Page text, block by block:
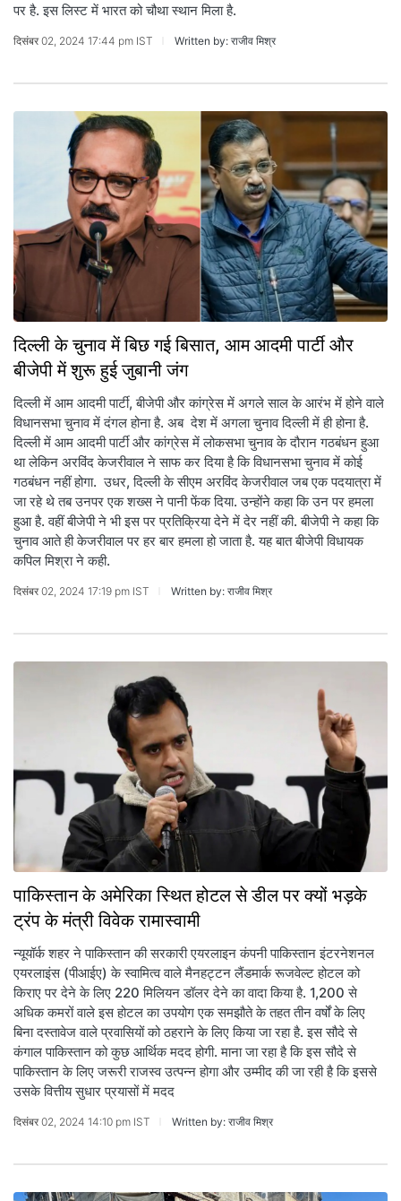
पर है. इस लिस्ट में भारत को चौथा स्थान मिला है.
दिसंबर 02, 2024 17:44 pm IST Written by: राजीव मिश्र
दिल्ली के चुनाव में बिछ गई बिसात, आम आदमी पार्टी और
बीजेपी में शुरू हुई जुबानी जंग
दिल्ली में आम आदमी पार्टी, बीजेपी और कांग्रेस में अगले साल के आरंभ में होने वाले
विधानसभा चुनाव में दंगल होना है. अब देश में अगला चुनाव दिल्ली में ही होना है.
दिल्ली में आम आदमी पार्टी और कांग्रेस में लोकसभा चुनाव के दौरान गठबंधन हुआ
था लेकिन अरविंद केजरीवाल ने साफ कर दिया है कि विधानसभा चुनाव में कोई
गठबंधन नहीं होगा. उधर, दिल्ली के सीएम अरविंद केजरीवाल जब एक पदयात्रा में
जा रहे थे तब उनपर एक शख्स ने पानी फेंक दिया. उन्होंने कहा कि उन पर हमला
हुआ है. वहीं बीजेपी ने भी इस पर प्रतिक्रिया देने में देर नहीं की. बीजेपी ने कहा कि
चुनाव आते ही केजरीवाल पर हर बार हमला हो जाता है. यह बात बीजेपी विधायक
कपिल मिश्रा ने कही.
दिसंबर 02, 2024 17:19 pm IST Written by: राजीव मिश्र
पाकिस्तान के अमेरिका स्थित होटल से डील पर क्यों भड़के
ट्रंप के मंत्री विवेक रामास्वामी
न्यूयॉर्क शहर ने पाकिस्तान की सरकारी एयरलाइन कंपनी पाकिस्तान इंटरनेशनल
एयरलाइंस (पीआईए) के स्वामित्व वाले मैनहट्टन लैंडमार्क रूजवेल्ट होटल को
किराए पर देने के लिए 220 मिलियन डॉलर देने का वादा किया है. 1,200 से
अधिक कमरों वाले इस होटल का उपयोग एक समझौते के तहत तीन वर्षों के लिए
बिना दस्तावेज वाले प्रवासियों को ठहराने के लिए किया जा रहा है. इस सौदे से
कंगाल पाकिस्तान को कुछ आर्थिक मदद होगी. माना जा रहा है कि इस सौदे से
पाकिस्तान के लिए जरूरी राजस्व उत्पन्न होगा और उम्मीद की जा रही है कि इससे
उसके वित्तीय सुधार प्रयासों में मदद
दिसंबर 02, 2024 14:10 pm IST Written by: राजीव मिश्र